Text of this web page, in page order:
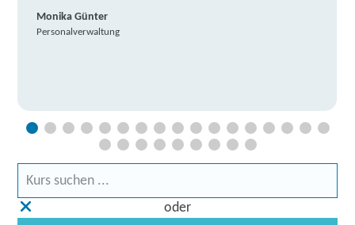
Monika Günter
Personalverwaltung
oder